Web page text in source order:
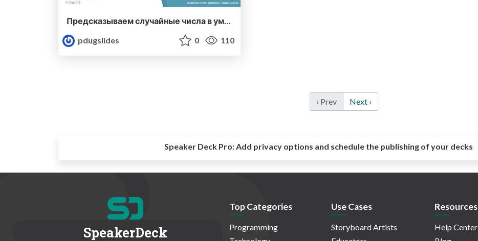
Предсказываем случайные числа в умных контрактах Ethereum
pdugslides
0 110
‹ Prev Next ›
Speaker Deck Pro:Add privacy options and schedule the publishing of your decks
SpeakerDeck
Top Categories
Programming
Use Cases
Storyboard Artists
Resources
Help Center